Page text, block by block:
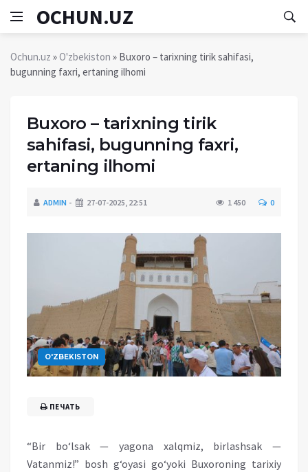
OCHUN.UZ
Ochun.uz »O'zbekiston » Buxoro – tarixning tirik sahifasi,
bugunning faxri, ertaning ilhomi
Buxoro – tarixning tirik
sahifasi, bugunning faxri,
ertaning ilhomi
ADMIN 27-07-2025, 22:51 1 450 0
O'ZBEKISTON
ПЕЧАТЬ
“Bir bo‘lsak — yagona xalqmiz, birlashsak —
Vatanmiz!” bosh g‘oyasi go‘yoki Buxoroning tarixiy